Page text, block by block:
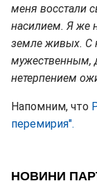
меня восстали
насилием. Я же
земле живых. С
мужественным,
нетерпением
Напомним, что
перемирия".